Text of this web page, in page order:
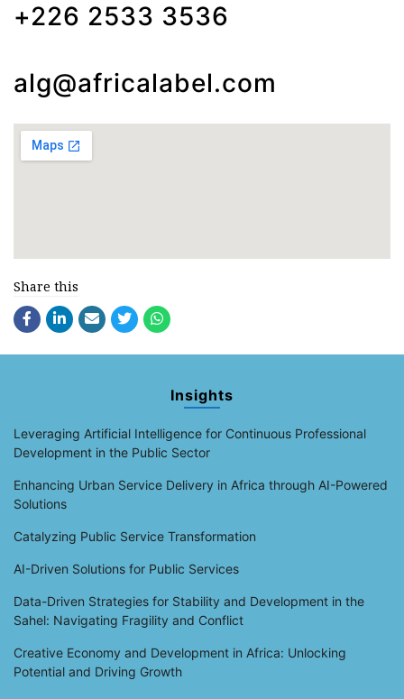
+226 2533 3536
alg@africalabel.com
Share this
Insights
Leveraging Artificial Intelligence for Continuous Professional
Development in the Public Sector
Enhancing Urban Service Delivery in Africa through AI-Powered
Solutions
Catalyzing Public Service Transformation
AI-Driven Solutions for Public Services
Data-Driven Strategies for Stability and Development in the
Sahel: Navigating Fragility and Conflict
Creative Economy and Development in Africa: Unlocking
Potential and Driving Growth